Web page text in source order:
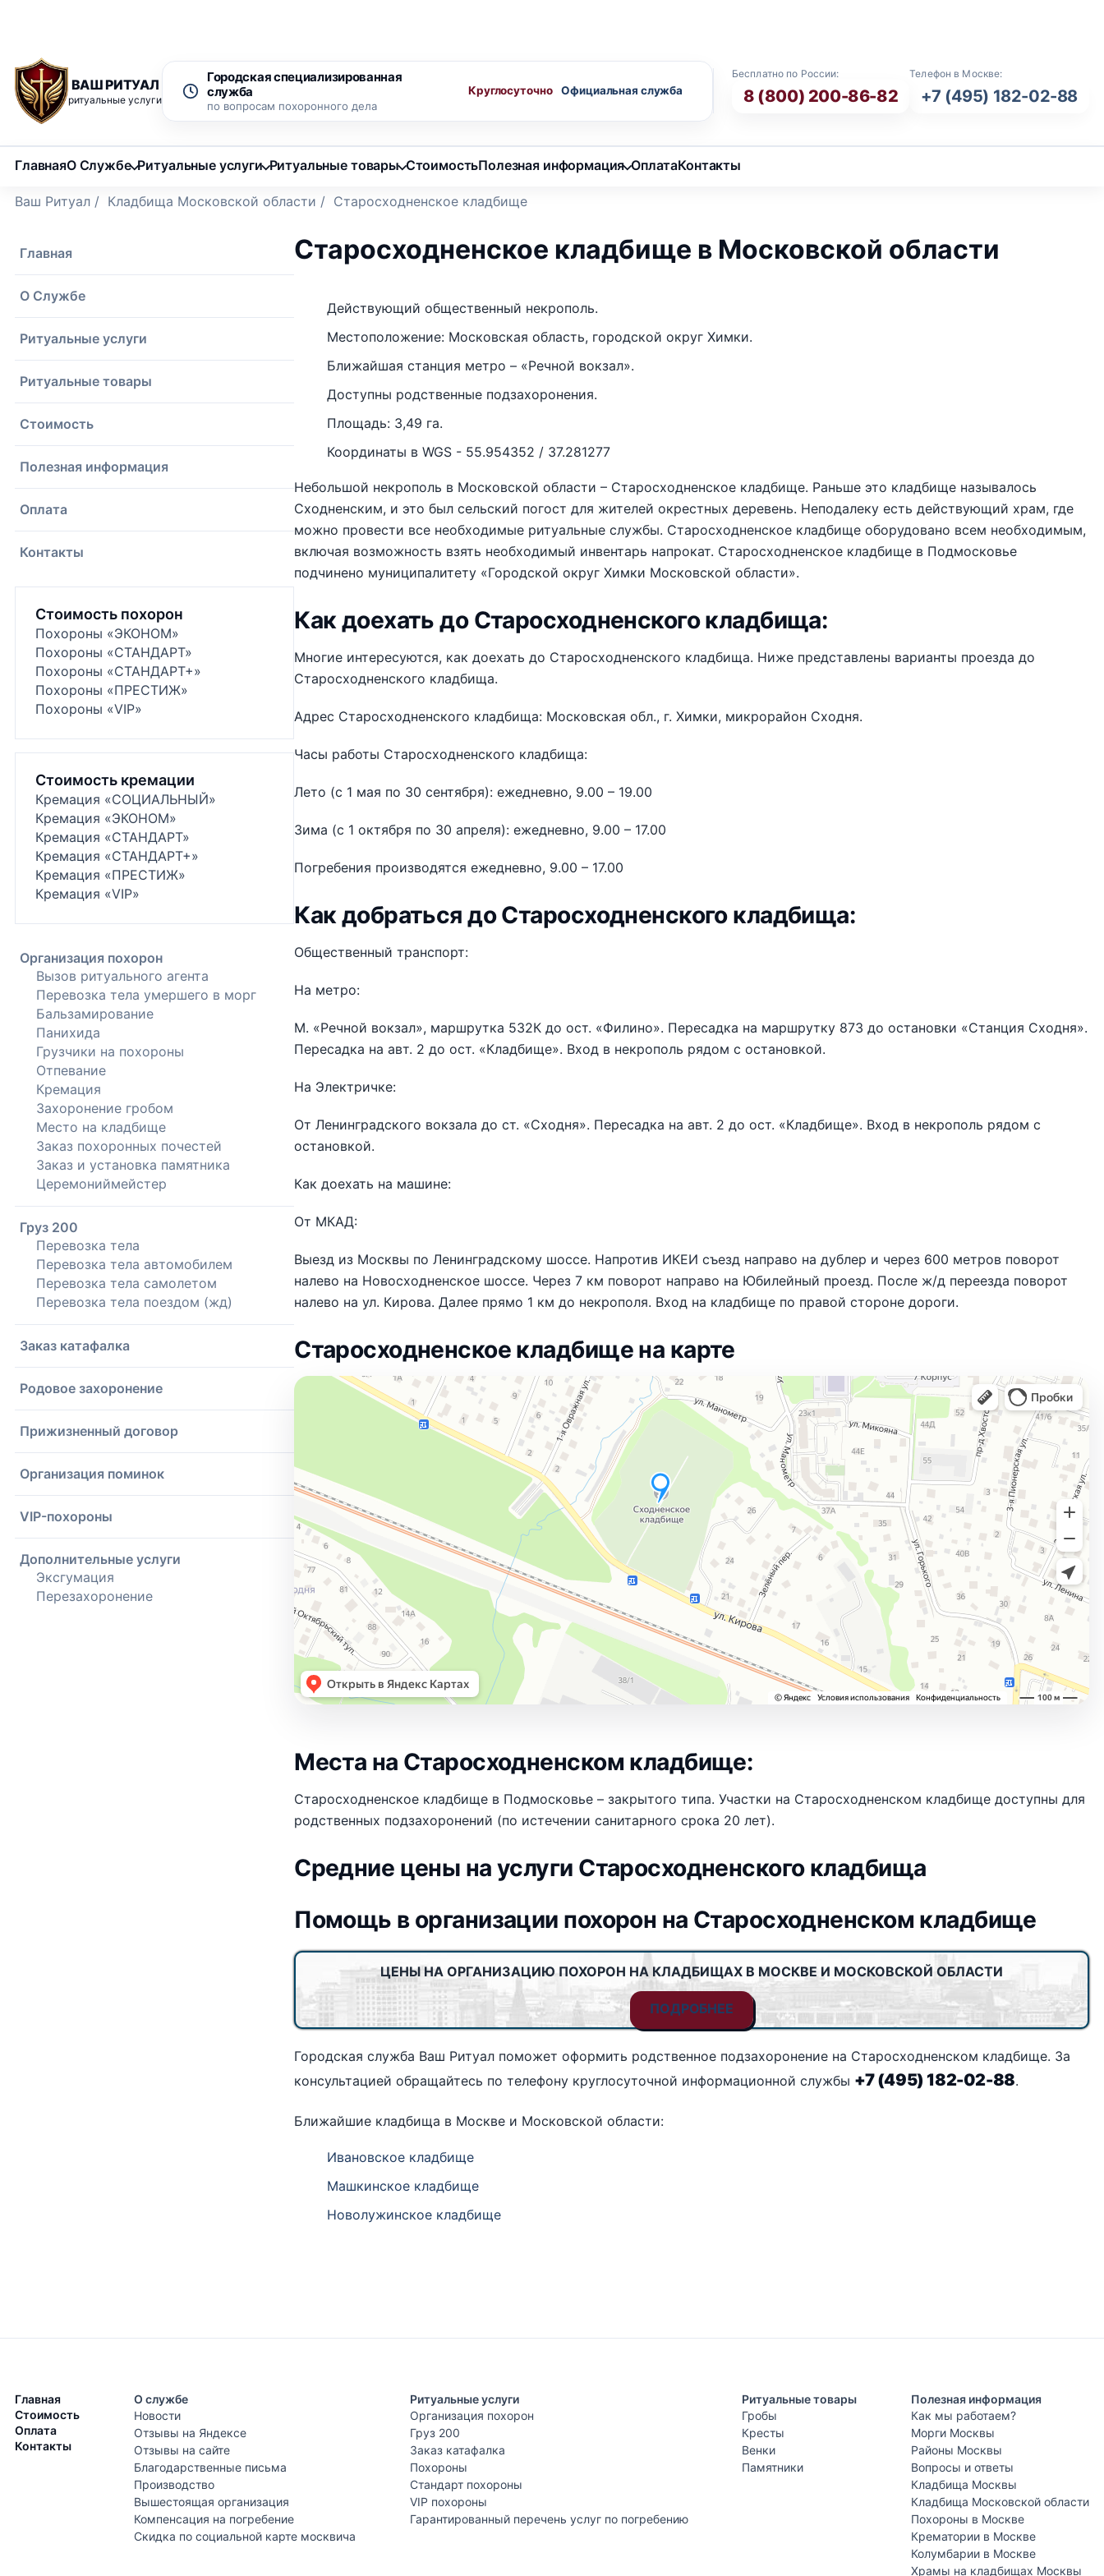
ВАШ РИТУАЛ
ритуальные услуги
Бесплатно по России:
8 (800) 200-86-82
Телефон в Москве:
+7 (495) 182-02-88
Городская специализированная
служба
по вопросам похоронного дела
Круглосуточно
ГлавнаяО Службе Ритуальные услуги Ритуальные товары СтоимостьПолезная информация ОплатаКонтакты
Ваш Ритуал / Кладбища Московской области / Старосходненское кладбище
Главная
О Службе
Ритуальные услуги
Ритуальные товары
Стоимость
Полезная информация
Оплата
Контакты
Стоимость похорон
Похороны «ЭКОНОМ»
Похороны «СТАНДАРТ»
Похороны «СТАНДАРТ+»
Похороны «ПРЕСТИЖ»
Похороны «VIP»
Стоимость кремации
Кремация «СОЦИАЛЬНЫЙ»
Кремация «ЭКОНОМ»
Кремация «СТАНДАРТ»
Кремация «СТАНДАРТ+»
Кремация «ПРЕСТИЖ»
Кремация «VIP»
Организация похорон
Вызов ритуального агента
Перевозка тела умершего в морг
Бальзамирование
Панихида
Грузчики на похороны
Отпевание
Кремация
Захоронение гробом
Место на кладбище
Заказ похоронных почестей
Заказ и установка памятника
Церемониймейстер
Груз 200
Перевозка тела
Перевозка тела автомобилем
Перевозка тела самолетом
Перевозка тела поездом (жд)
Заказ катафалка
Родовое захоронение
Прижизненный договор
Организация поминок
VIP-похороны
Дополнительные услуги
Эксгумация
Перезахоронение
Старосходненское кладбище в Московской области
Действующий общественный некрополь.
Местоположение: Московская область, городской округ Химки.
Ближайшая станция метро – «Речной вокзал».
Доступны родственные подзахоронения.
Площадь: 3,49 га.
Координаты в WGS - 55.954352 / 37.281277
Небольшой некрополь в Московской области – Старосходненское кладбище. Раньше это кладбище называлось
Сходненским, и это был сельский погост для жителей окрестных деревень. Неподалеку есть действующий храм, где
можно провести все необходимые ритуальные службы. Старосходненское кладбище оборудовано всем необходимым,
включая возможность взять необходимый инвентарь напрокат. Старосходненское кладбище в Подмосковье
подчинено муниципалитету «Городской округ Химки Московской области».
Как доехать до Старосходненского кладбища:
Многие интересуются, как доехать до Старосходненского кладбища. Ниже представлены варианты проезда до
Старосходненского кладбища.
Адрес Старосходненского кладбища: Московская обл., г. Химки, микрорайон Сходня.
Часы работы Старосходненского кладбища:
Лето (с 1 мая по 30 сентября): ежедневно, 9.00 – 19.00
Зима (с 1 октября по 30 апреля): ежедневно, 9.00 – 17.00
Погребения производятся ежедневно, 9.00 – 17.00
Как добраться до Старосходненского кладбища:
Общественный транспорт:
На метро:
М. «Речной вокзал», маршрутка 532К до ост. «Филино». Пересадка на маршрутку 873 до остановки «Станция Сходня».
Пересадка на авт. 2 до ост. «Кладбище». Вход в некрополь рядом с остановкой.
На Электричке:
От Ленинградского вокзала до ст. «Сходня». Пересадка на авт. 2 до ост. «Кладбище». Вход в некрополь рядом с
остановкой.
Как доехать на машине:
От МКАД:
Выезд из Москвы по Ленинградскому шоссе. Напротив ИКЕИ съезд направо на дублер и через 600 метров поворот
налево на Новосходненское шоссе. Через 7 км поворот направо на Юбилейный проезд. После ж/д переезда поворот
налево на ул. Кирова. Далее прямо 1 км до некрополя. Вход на кладбище по правой стороне дороги.
Старосходненское кладбище на карте
Места на Старосходненском кладбище:
Старосходненское кладбище в Подмосковье – закрытого типа. Участки на Старосходненском кладбище доступны для
родственных подзахоронений (по истечении санитарного срока 20 лет).
Средние цены на услуги Старосходненского кладбища
Помощь в организации похорон на Старосходненском кладбище
ЦЕНЫ НА ОРГАНИЗАЦИЮ ПОХОРОН НА КЛАДБИЩАХ В МОСКВЕ И МОСКОВСКОЙ ОБЛАСТИ
ПОДРОБНЕЕ
Городская служба Ваш Ритуал поможет оформить родственное подзахоронение на Старосходненском кладбище. За
консультацией обращайтесь по телефону круглосуточной информационной службы +7 (495) 182-02-88.
Ближайшие кладбища в Москве и Московской области:
Ивановское кладбище
Машкинское кладбище
Новолужинское кладбище
Главная
Стоимость
Оплата
Контакты
О службе
Новости
Отзывы на Яндексе
Отзывы на сайте
Благодарственные письма
Производство
Вышестоящая организация
Компенсация на погребение
Скидка по социальной карте москвича
Ритуальные услуги
Организация похорон
Груз 200
Заказ катафалка
Похороны
Стандарт похороны
VIP похороны
Гарантированный перечень услуг по погребению
Ритуальные товары
Гробы
Кресты
Венки
Памятники
Полезная информация
Как мы работаем?
Морги Москвы
Районы Москвы
Вопросы и ответы
Кладбища Москвы
Кладбища Московской области
Похороны в Москве
Крематории в Москве
Колумбарии в Москве
Храмы на кладбищах Москвы